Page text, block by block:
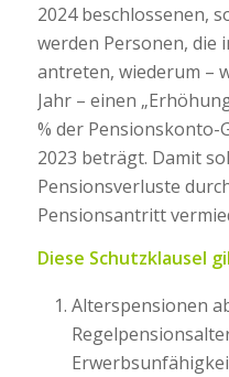
2024 beschlossenen,
werden Personen, die
antreten, wiederum –
Jahr – einen
% der Pensionskonto-
2023 beträgt. Damit
Pensionsverluste
Pensionsantritt
Diese Schutzklausel
Alterspensionen